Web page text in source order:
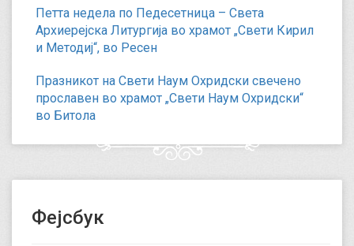
Петта недела по Педесетница – Света
Архиерејска Литургија во храмот „Свети Кирил
и Методиј“, во Ресен
Празникот на Свети Наум Охридски свечено
прославен во храмот „Свети Наум Охридски“
во Битола
Фејсбук